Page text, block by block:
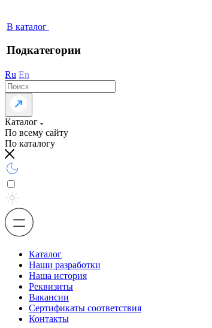
В каталог
Подкатегории
Ru En
Каталог
По всему сайту
По каталогу
Каталог
Наши разработки
Наша история
Реквизиты
Вакансии
Сертификаты соответствия
Контакты